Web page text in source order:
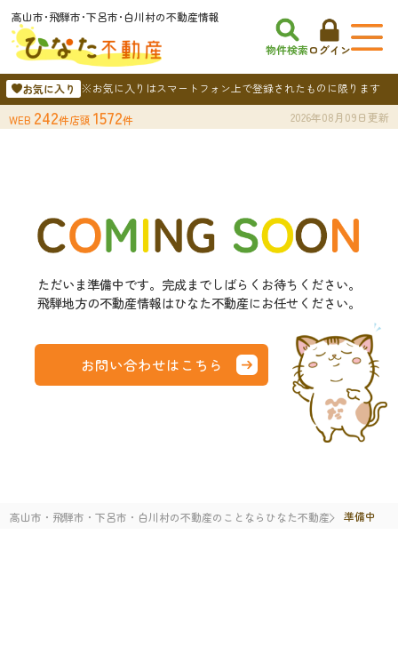
高山市･飛騨市･下呂市･白川村の不動産情報
物件検索ログイン
お気に入り ※お気に入りはスマートフォン上で登録されたものに限ります
WEB 242件店頭 1572件 2026年08月09日更新
ただいま準備中です。完成までしばらくお待ちください。
飛騨地方の不動産情報はひなた不動産にお任せください。
お問い合わせはこちら
高山市・飛騨市・下呂市・白川村の不動産のことならひなた不動産 準備中